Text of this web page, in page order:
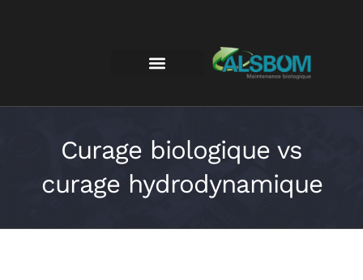
Curage biologique vs
curage hydrodynamique